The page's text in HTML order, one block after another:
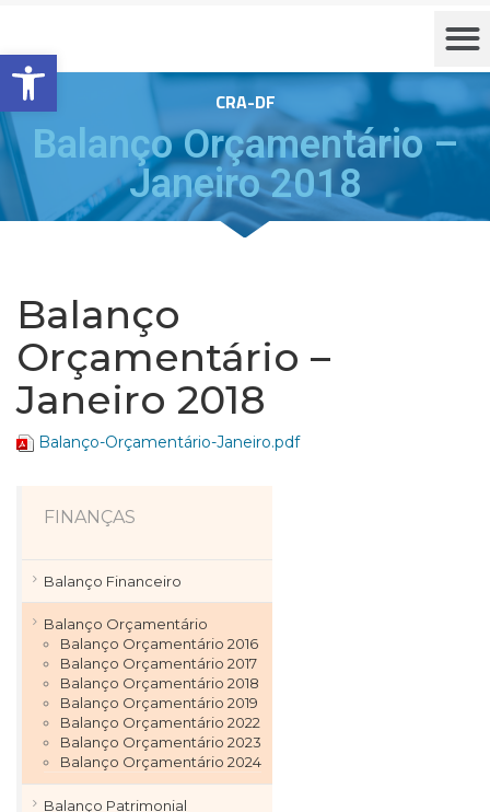
Barra de Ferramentas Aberta
CRA-DF
Balanço Orçamentário –
Janeiro 2018
Balanço
Orçamentário –
Janeiro 2018
Balanço-Orçamentário-Janeiro.pdf
FINANÇAS
Balanço Financeiro
Balanço Orçamentário
Balanço Orçamentário 2016
Balanço Orçamentário 2017
Balanço Orçamentário 2018
Balanço Orçamentário 2019
Balanço Orçamentário 2022
Balanço Orçamentário 2023
Balanço Orçamentário 2024
Balanço Patrimonial